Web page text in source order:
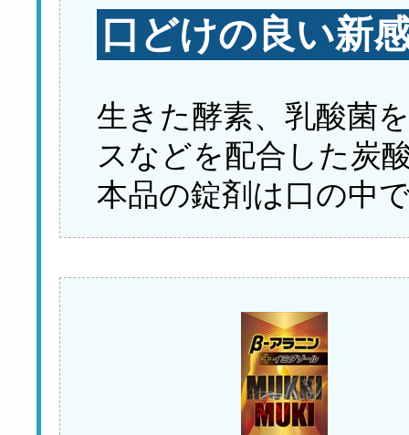
口どけの良い新
生きた酵素、乳酸菌
スなどを配合した炭
本品の錠剤は口の中